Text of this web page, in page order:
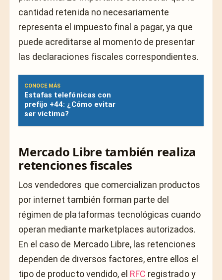
cantidad retenida no necesariamente
representa el impuesto final a pagar, ya que
puede acreditarse al momento de presentar
las declaraciones fiscales correspondientes.
CONOCE MÁS
Estafas telefónicas con
prefijo +44: ¿Cómo evitar
ser víctima?
Mercado Libre también realiza
retenciones fiscales
Los vendedores que comercializan productos
por internet también forman parte del
régimen de plataformas tecnológicas cuando
operan mediante marketplaces autorizados.
En el caso de Mercado Libre, las retenciones
dependen de diversos factores, entre ellos el
tipo de producto vendido, el RFC registrado y